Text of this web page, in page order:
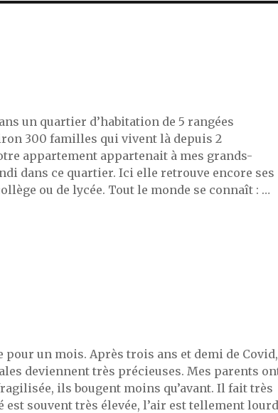
un quartier d’habitation de 5 rangées
300 familles qui vivent là depuis 2
appartement appartenait à mes grands-
dans ce quartier. Ici elle retrouve encore ses
ou de lycée. Tout le monde se connaît : …
Les voisins de mes parents »
pour un mois. Après trois ans et demi de Covid,
deviennent très précieuses. Mes parents
ils bougent moins qu’avant. Il fait très
est souvent très élevée, l’air est tellement lourd